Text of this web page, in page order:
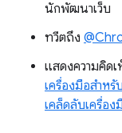
นักพัฒนาเว็บ
ทวีตถึง
แสดงความคิด
เครื่องมือสำห
เคล็ดลับเครื่อ